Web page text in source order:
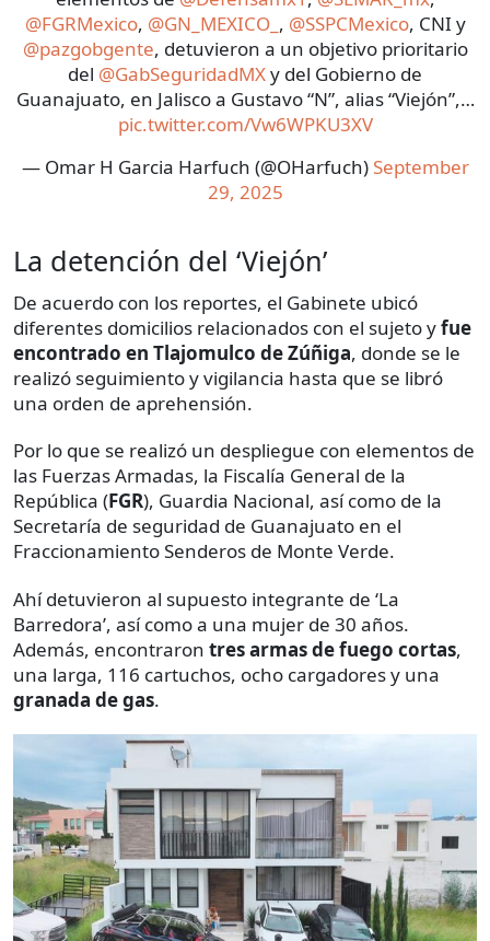
@FGRMexico, @GN_MEXICO_ , @SSPCMexico, CNI y
@pazgobgente, detuvieron a un objetivo prioritario
del @GabSeguridadMXy del Gobierno de
Guanajuato, en Jalisco a Gustavo “N”, alias “Viejón”,…
pic.twitter.com/Vw6WPKU3XV
— Omar H Garcia Harfuch (@OHarfuch) September
29, 2025
La detención del ‘Viejón’
De acuerdo con los reportes, el Gabinete ubicó
diferentes domicilios relacionados con el sujeto yfue
encontrado en Tlajomulco de Zúñiga, donde se le
realizó seguimiento y vigilancia hasta que se libró
una orden de aprehensión.
Por lo que se realizó un despliegue con elementos de
las Fuerzas Armadas, la Fiscalía General de la
República (FGR), Guardia Nacional, así como de la
Secretaría de seguridad de Guanajuato en el
Fraccionamiento Senderos de Monte Verde.
Ahí detuvieron al supuesto integrante de ‘La
Barredora’, así como a una mujer de 30 años.
Además, encontraron tres armas de fuego cortas,
una larga, 116 cartuchos, ocho cargadores y una
granada de gas.